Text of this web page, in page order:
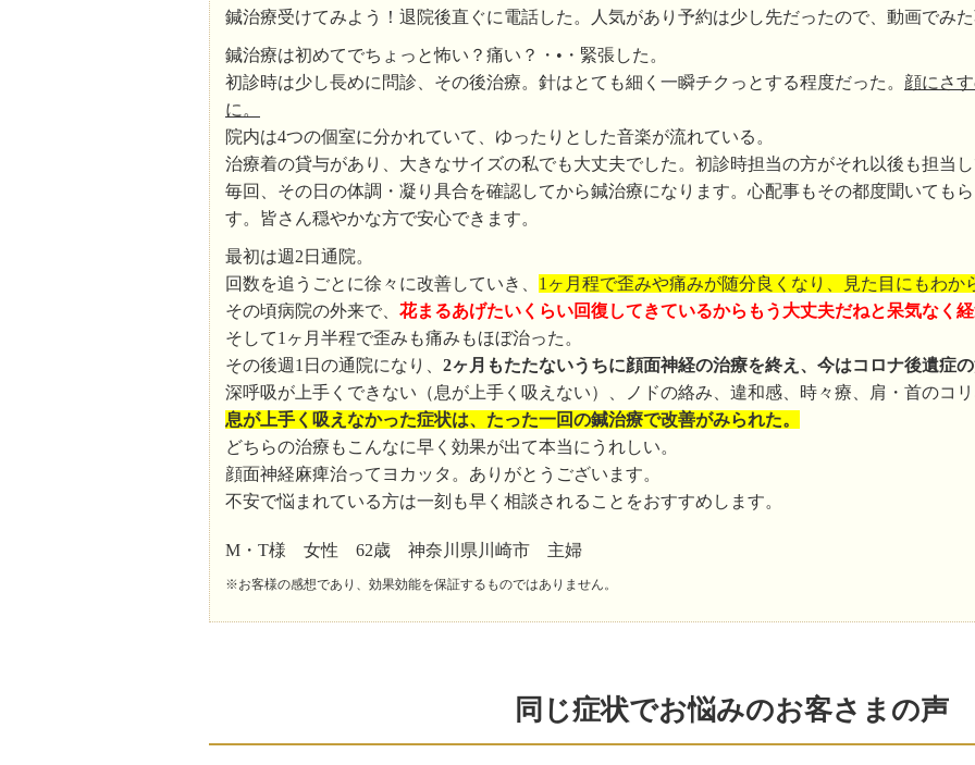
鍼治療受けてみよう！退院後直ぐに電話した。人気があり予約は少し先だったので、動画でみ
鍼治療は初めてでちょっと怖い？痛い？・•・緊張した。
初診時は少し長めに問診、その後治療。針はとても細く一瞬チクっとする程度だった。 顔にさ
に。
院内は4つの個室に分かれていて、ゆったりとした音楽が流れている。
治療着の貸与があり、大きなサイズの私でも大丈夫でした。初診時担当の方がそれ以後も担当
毎回、その日の体調・凝り具合を確認してから鍼治療になります。心配事もその都度聞いても
す。皆さん穏やかな方で安心できます。
最初は週2日通院。
回数を追うごとに徐々に改善していき、 1ヶ月程で歪みや痛みが随分良くなり、見た目にもわか
その頃病院の外来で、 花まるあげたいくらい回復してきているからもう大丈夫だねと呆気なく
そして1ヶ月半程で歪みも痛みもほぼ治った。
その後週1日の通院になり、 2ヶ月もたたないうちに顔面神経の治療を終え、今はコロナ後遺症
深呼吸が上手くできない（息が上手く吸えない）、ノドの絡み、違和感、時々療、肩・首のコ
息が上手く吸えなかった症状は、たった一回の鍼治療で改善がみられた。
どちらの治療もこんなに早く効果が出て本当にうれしい。
顔面神経麻痺治ってヨカッタ。ありがとうございます。
不安で悩まれている方は一刻も早く相談されることをおすすめします。
M・T様 女性 62歳 神奈川県川崎市 主婦
※お客様の感想であり、効果効能を保証するものではありません。
同じ症状でお悩みのお客さまの声